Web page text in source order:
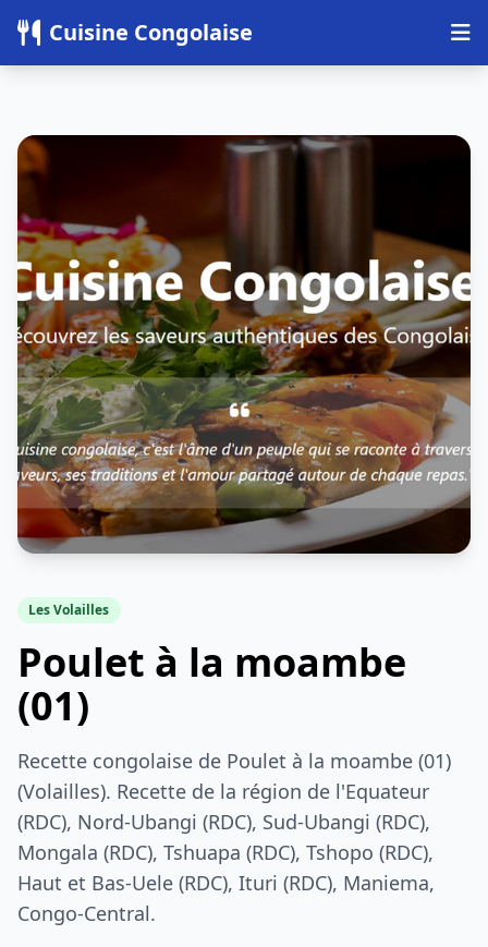
Cuisine Congolaise
Les Volailles
Poulet à la moambe
(01)
Recette congolaise de Poulet à la moambe (01)
(Volailles). Recette de la région de l'Equateur
(RDC), Nord-Ubangi (RDC), Sud-Ubangi (RDC),
Mongala (RDC), Tshuapa (RDC), Tshopo (RDC),
Haut et Bas-Uele (RDC), Ituri (RDC), Maniema,
Congo-Central.